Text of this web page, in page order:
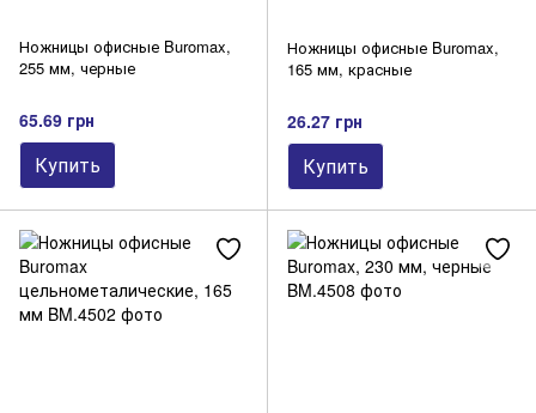
Ножницы офисные Buromax,
255 мм, черные
65.69 грн
Купить
Ножницы офисные Buromax,
165 мм, красные
26.27 грн
Купить